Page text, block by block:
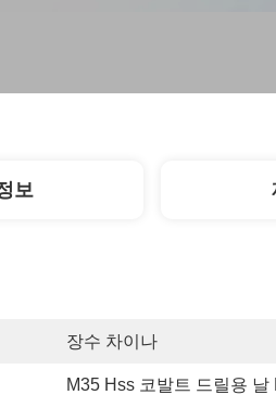
보
장수 차이나
M35 Hss 코발트 드릴용